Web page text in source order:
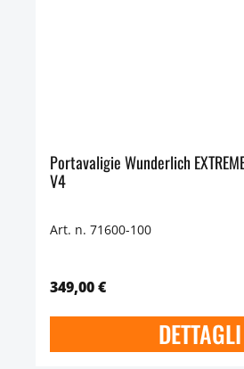
Portavaligie Wunderlich
V4
Art. n. 71600-100
349,00 €
DETTAGLI